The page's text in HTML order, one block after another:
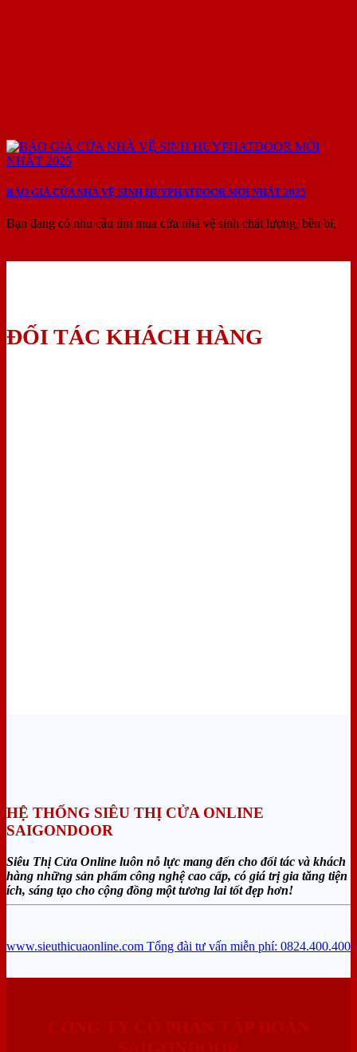
BÁO GIÁ CỬA NHÀ VỆ SINH HUYPHATDOOR MỚI NHẤT 2025
Bạn đang có nhu cầu tìm mua cửa nhà vệ sinh chất lượng, bền bỉ,
ĐỐI TÁC KHÁCH HÀNG
HỆ THỐNG SIÊU THỊ CỬA ONLINE
SAIGONDOOR
Siêu Thị Cửa Online luôn nỗ lực mang đến cho đối tác và khách
hàng những sản phẩm công nghệ cao cấp, có giá trị gia tăng tiện
ích, sáng tạo cho cộng đồng một tương lai tốt đẹp hơn!
www.sieuthicuaonline.com Tổng đài tư vấn miễn phí: 0824.400.400